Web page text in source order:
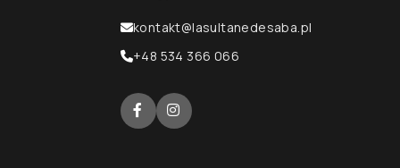
kontakt@lasultanedesaba.pl
+48 534 366 066